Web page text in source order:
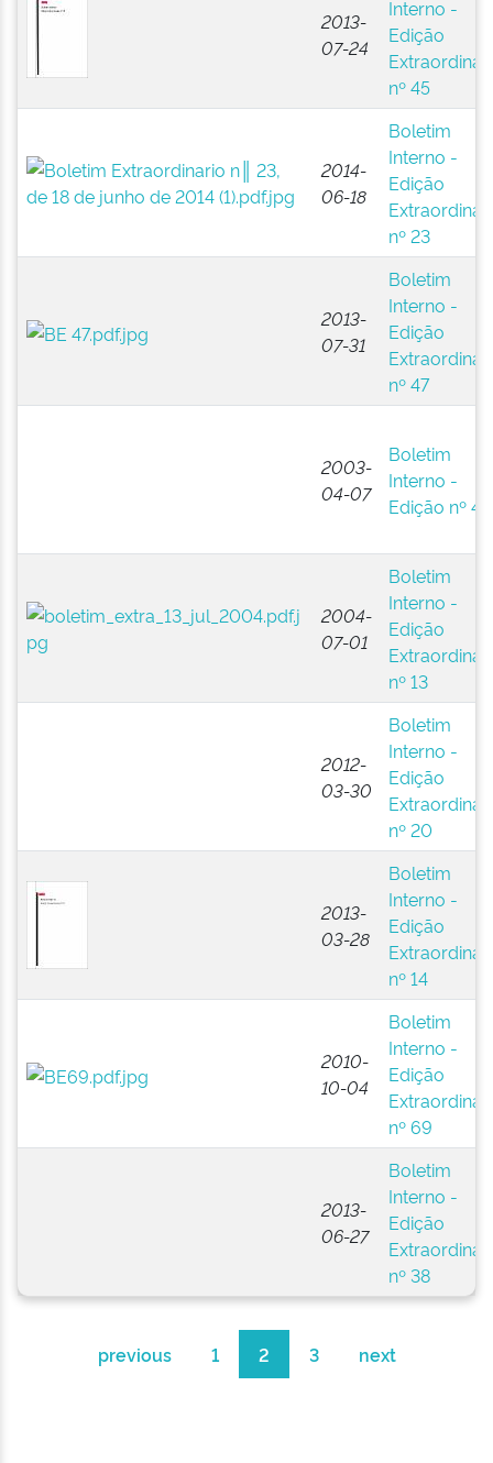
2013-
07-24
Interno -
Edição
nº 45
2014-
06-18
Boletim
Interno -
Edição
nº 23
2013-
07-31
Boletim
Interno -
Edição
nº 47
2003-
04-07
Boletim
Interno -
Edição nº 4
2004-
07-01
Boletim
Interno -
Edição
nº 13
2012-
03-30
Boletim
Interno -
Edição
nº 20
2013-
03-28
Boletim
Interno -
Edição
nº 14
2010-
10-04
Boletim
Interno -
Edição
nº 69
2013-
06-27
Boletim
Interno -
Edição
nº 38
previous 1 2 3 next